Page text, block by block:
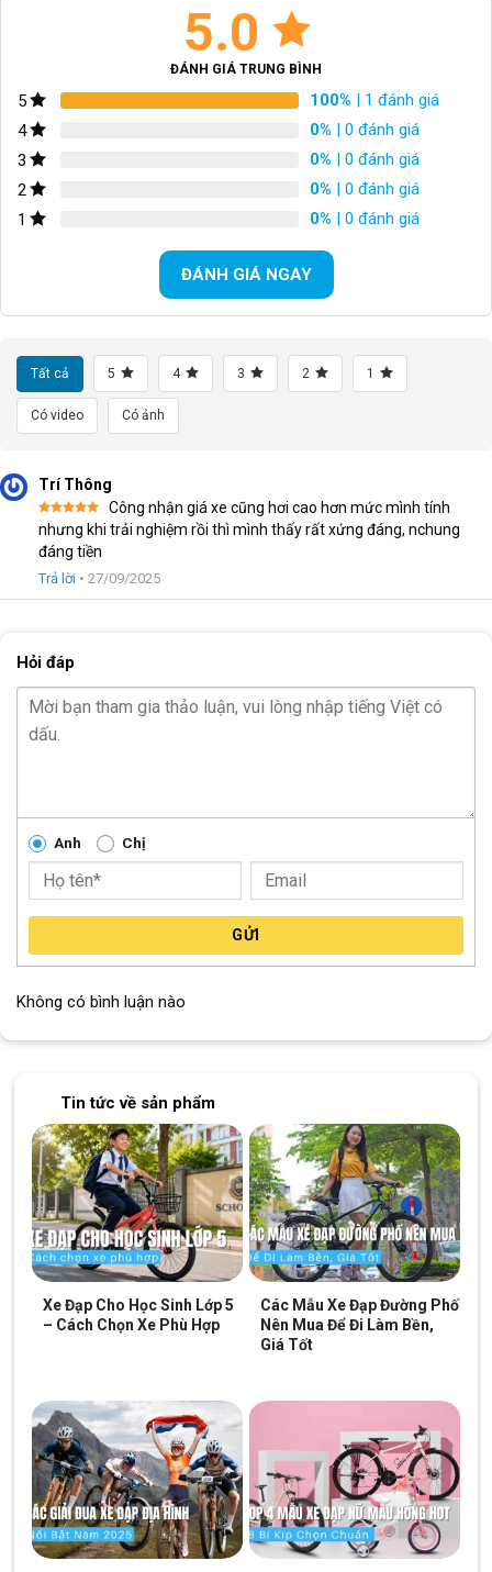
5.0
ĐÁNH GIÁ TRUNG BÌNH
5 100% | 1 đánh giá
4
0% | 0 đánh giá
3
0% | 0 đánh giá
2
0% | 0 đánh giá
1
0% | 0 đánh giá
ĐÁNH GIÁ NGAY
Tất cả 5 4 3 2 1
Có video Có ảnh
Trí Thông
Được xếp
hạng 55
sao
Công nhận giá xe cũng hơi cao hơn mức mình tính
nhưng khi trải nghiệm rồi thì mình thấy rất xứng đáng, nchung
đáng tiền
Trả lời • 27/09/2025
Hỏi đáp
Anh Chị
GỬI
Không có bình luận nào
Tin tức về sản phẩm
Xe Đạp Cho Học Sinh Lớp 5
– Cách Chọn Xe Phù Hợp
Các Mẫu Xe Đạp Đường Phố
Nên Mua Để Đi Làm Bền,
Giá Tốt